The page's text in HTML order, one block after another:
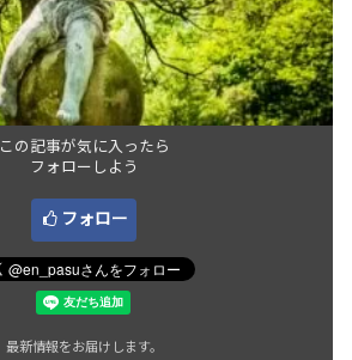
この記事が気に入ったら
フォローしよう
フォロー
最新情報をお届けします。